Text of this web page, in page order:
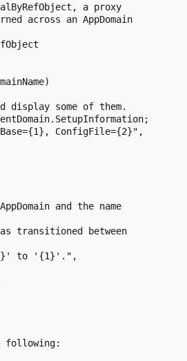
a proxy
across an AppDomain
display some of them.
ConfigFile={2}",
and the name
transitioned between
to '{1}'.",
following: